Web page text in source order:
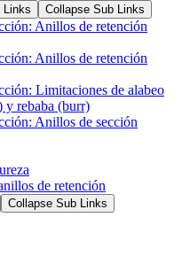
Links Collapse Sub Links
Anillos de retención
Anillos de retención
Limitaciones de alabeo
y rebaba (burr)
Anillos de sección
de retención
Collapse Sub Links